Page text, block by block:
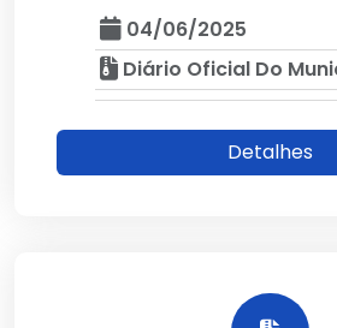
04/06/2025
Diário Oficial Do
Detalhes